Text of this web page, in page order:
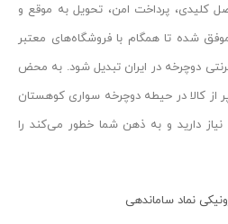
کلیدی، پرداخت امن، تحویل به موقع و
شده تا همگام با فروشگاه‌های معتبر
دوچرخه در ایران تبدیل شود. به محض
از کالا در حیطه دوچرخه سواری کوهستان
دارید و به ذهن شما خطور می‌کند را
نماد ساماندهی